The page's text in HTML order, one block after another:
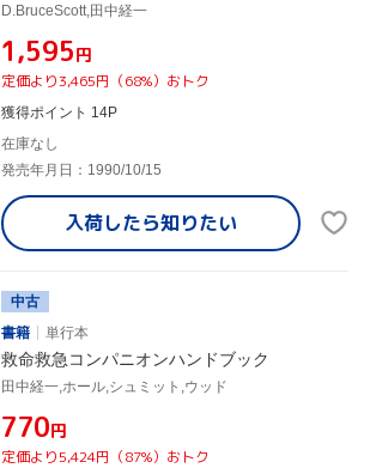
D.BruceScott,田中経一
¥1,595円
定価より3,465円（68%）おトク
獲得ポイント 14P
在庫なし
発売年月日：1990/10/15
入荷したら知りたい
中古
書籍
単行本
救命救急コンパニオンハンドブック
田中経一,ホール,シュミット,ウッド
¥770円
定価より5,424円（87%）おトク